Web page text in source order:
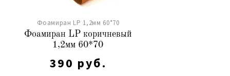
Фоамиран LP 1,2мм 60*70
Фоамиран LP коричневый
1,2мм 60*70
390 руб.